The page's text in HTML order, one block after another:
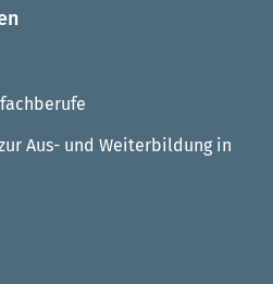
Aus- und Weiterbildung in